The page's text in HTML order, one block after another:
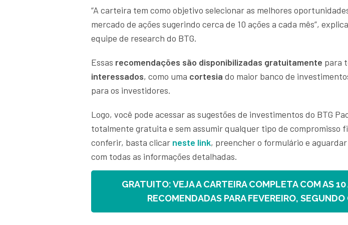
“A carteira tem como objetivo selecionar as melhores
mercado de ações sugerindo cerca de 10 ações a cada mês”,
equipe de research do BTG.
Essas recomendações são disponibilizadas gratuitamente para t
interessados, como uma cortesia do maior banco de
para os investidores.
Logo, você pode acessar as sugestões de investimentos do BTG
totalmente gratuita e sem assumir qualquer tipo de compromisso
conferir, basta clicar neste link, preencher o formulário e
com todas as informações detalhadas.
GRATUITO: VEJA A CARTEIRA COMPLETA COM AS
RECOMENDADAS PARA FEVEREIRO,